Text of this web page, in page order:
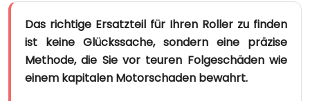
Das richtige Ersatzteil für Ihren Roller zu finden
ist keine Glückssache, sondern eine präzise
Methode, die Sie vor teuren Folgeschäden wie
einem kapitalen Motorschaden bewahrt.